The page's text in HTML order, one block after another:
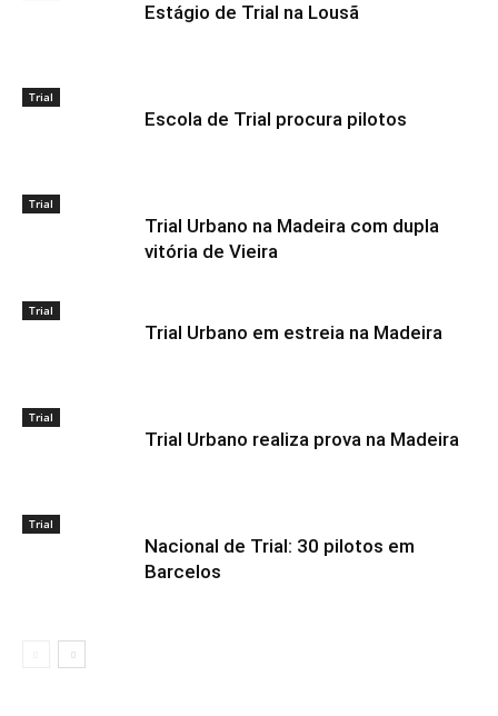
Estágio de Trial na Lousã
Trial
Escola de Trial procura pilotos
Trial
Trial Urbano na Madeira com dupla
vitória de Vieira
Trial
Trial Urbano em estreia na Madeira
Trial
Trial Urbano realiza prova na Madeira
Trial
Nacional de Trial: 30 pilotos em
Barcelos